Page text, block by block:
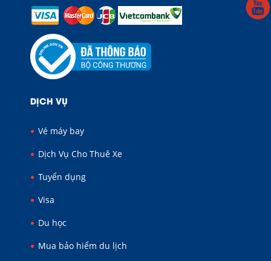
DỊCH VỤ
Vé máy bay
Dịch Vụ Cho Thuê Xe
Tuyển dụng
Visa
Du học
Mua bảo hiểm du lịch